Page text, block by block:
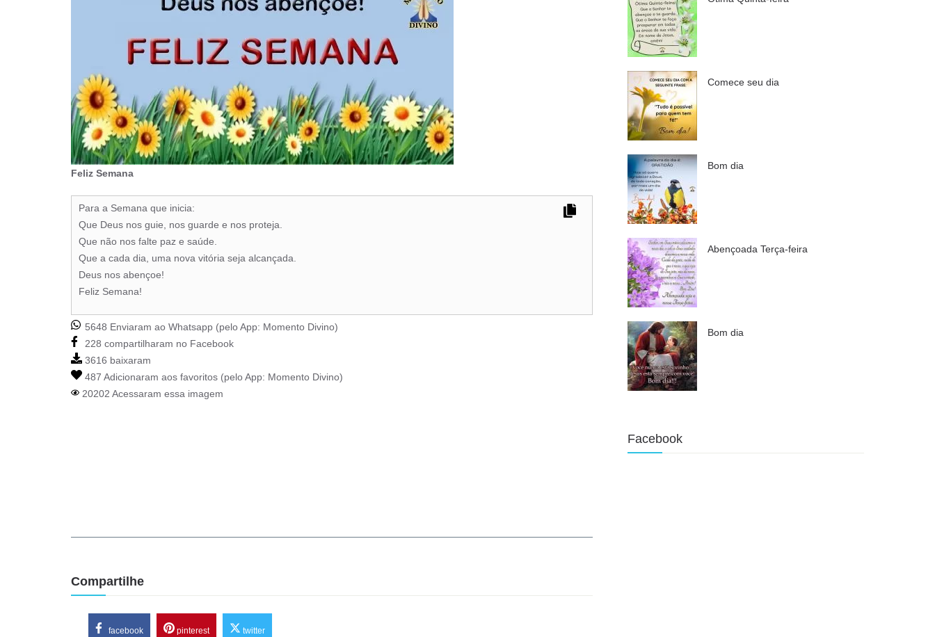
Feliz Semana
Para a Semana que inicia:
Que Deus nos guie, nos guarde e nos proteja.
Que não nos falte paz e saúde.
Que a cada dia, uma nova vitória seja alcançada.
Deus nos abençoe!
Feliz Semana!
5648 Enviaram ao Whatsapp (pelo App: Momento Divino)
228 compartilharam no Facebook
3616 baixaram
487 Adicionaram aos favoritos (pelo App: Momento Divino)
20202 Acessaram essa imagem
Compartilhe
facebook pinterest twitter
Comece seu dia
Bom dia
Abençoada Terça-feira
Bom dia
Facebook